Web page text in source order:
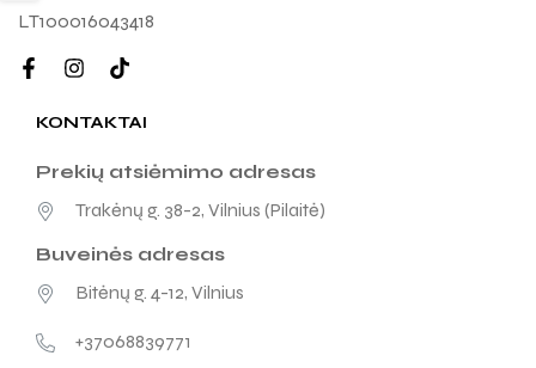
LT100016043418
KONTAKTAI
Prekių atsiėmimo adresas
Trakėnų g. 38-2, Vilnius (Pilaitė)
Buveinės adresas
Bitėnų g. 4-12, Vilnius
+37068839771